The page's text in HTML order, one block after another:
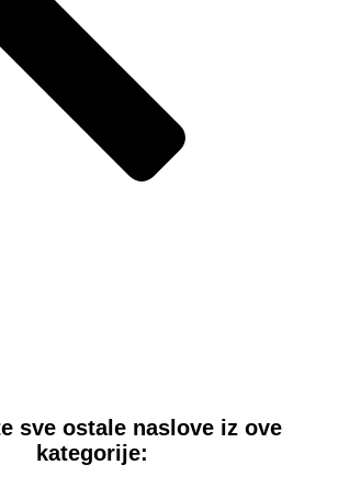
sve ostale naslove iz ove
kategorije: